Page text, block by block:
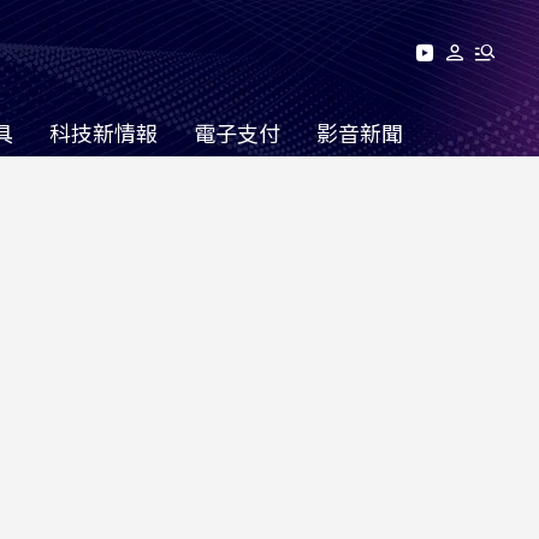
科技新情報 電子支付 影音新聞